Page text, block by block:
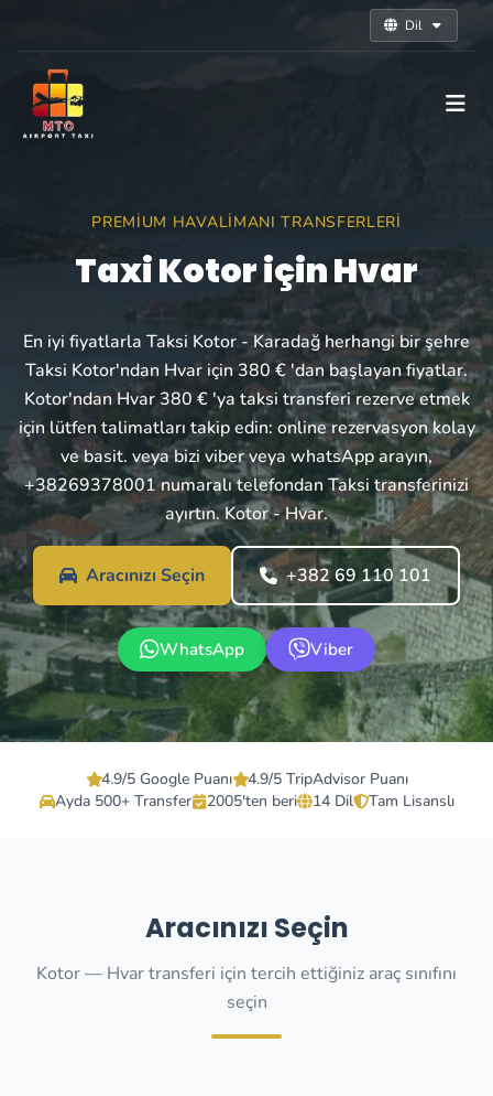
Dil
PREMIUM HAVALIMANI TRANSFERLERI
Taxi Kotor için Hvar
En iyi fiyatlarla Taksi Kotor - Karadağ herhangi bir şehre
Taksi Kotor'ndan Hvar için 380 € 'dan başlayan fiyatlar.
Kotor'ndan Hvar 380 € 'ya taksi transferi rezerve etmek
için lütfen talimatları takip edin: online rezervasyon kolay
ve basit. veya bizi viber veya whatsApp arayın,
+38269378001 numaralı telefondan Taksi transferinizi
ayırtın. Kotor - Hvar.
Aracınızı Seçin +382 69 110 101
WhatsApp Viber
4.9/5 Google Puanı
4.9/5 TripAdvisor Puanı
Ayda 500+ Transfer
2005'ten beri 14 Dil Tam Lisanslı
Aracınızı Seçin
Kotor — Hvar transferi için tercih ettiğiniz araç sınıfını
seçin